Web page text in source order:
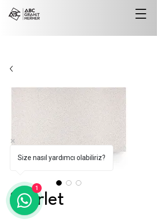
Starlet
Size nasıl yardımcı olabiliriz?
1